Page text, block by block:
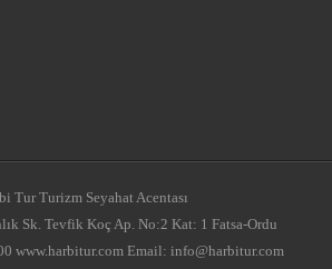
Tur Turizm Seyahat Acentası
Sk. Tevfik Koç Ap. No:2 Kat: 1 Fatsa-Ordu
www.harbitur.com Email: info@harbitur.com